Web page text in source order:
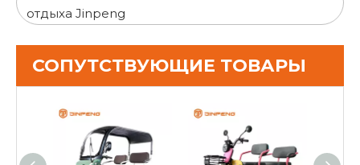
отдыха Jinpeng
СОПУТСТВУЮЩИЕ ТОВАРЫ